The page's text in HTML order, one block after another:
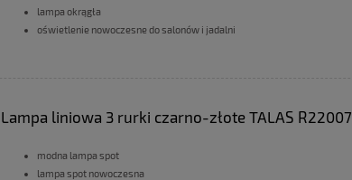
lampa okrągła
oświetlenie nowoczesne do salonów i jadalni
Lampa liniowa 3 rurki czarno-złote TALAS R22007
modna lampa spot
lampa spot nowoczesna